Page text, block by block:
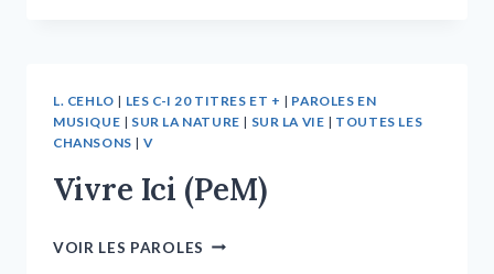
L. CEHLO | LES C-I 20 TITRES ET + | PAROLES EN
MUSIQUE | SUR LA NATURE | SUR LA VIE | TOUTES LES
CHANSONS | V
Vivre Ici (PeM)
VOIR LES PAROLES